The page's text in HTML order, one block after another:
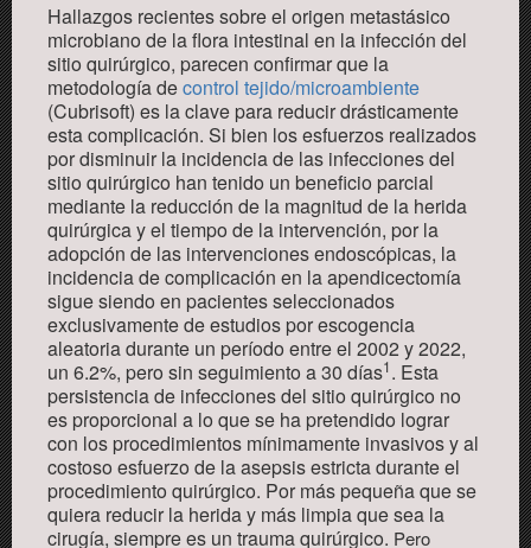
Hallazgos recientes sobre el origen metastásico
microbiano de la flora intestinal en la infección del
sitio quirúrgico, parecen confirmar que la
metodología decontrol tejido/microambiente
(Cubrisoft) es la clave para reducir drásticamente
esta complicación. Si bien los esfuerzos realizados
por disminuir la incidencia de las infecciones del
sitio quirúrgico han tenido un beneficio parcial
mediante la reducción de la magnitud de la herida
quirúrgica y el tiempo de la intervención, por la
adopción de las intervenciones endoscópicas, la
incidencia de complicación en la apendicectomía
sigue siendo en pacientes seleccionados
exclusivamente de estudios por escogencia
aleatoria durante un período entre el 2002 y 2022,
un 6.2%, pero sin seguimiento a 30 días1. Esta
persistencia de infecciones del sitio quirúrgico no
es proporcional a lo que se ha pretendido lograr
con los procedimientos mínimamente invasivos y al
costoso esfuerzo de la asepsis estricta durante el
procedimiento quirúrgico. Por más pequeña que se
quiera reducir la herida y más limpia que sea la
cirugía, siempre es un trauma quirúrgico. Pero